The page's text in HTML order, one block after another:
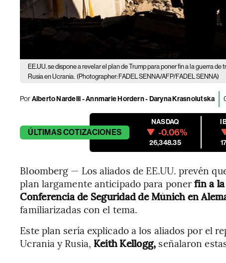
EE.UU. se dispone a revelar el plan de Trump para poner fin a la guerra de
Rusia en Ucrania. (Photographer: FADEL SENNA/AFP/FADEL SENNA)
PorAlberto Nardelli - Annmarie Hordern - Daryna Krasnolutska
ÚLTIMASCOTIZACIONES
NASDAQ
-0.06%
26,348.35
Bloomberg — Los aliados de EE.UU. prevén
plan largamente anticipado para ponerfin a
Conferencia de Seguridad de Múnich en
familiarizadas con el tema.
Este plan sería explicado a los aliados por el
Ucrania y Rusia, Keith Kellogg, señalaron